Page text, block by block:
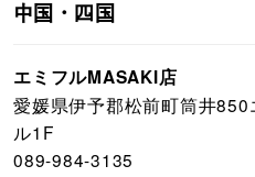
中国・四国
エミフルMASAKI店
愛媛県伊予郡松前町筒井850
ル1F
089-984-3135